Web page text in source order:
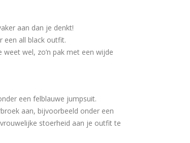
aan dan je denkt!
een all black outfit.
weet wel, zo’n pak met een wijde
een felblauwe jumpsuit.
aan, bijvoorbeeld onder een
stoerheid aan je outfit te